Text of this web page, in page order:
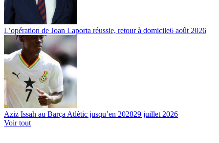
L’opération de Joan Laporta réussie, retour à domicile6 août 2026
Aziz Issah au Barça Atlètic jusqu’en 202829 juillet 2026
Voir tout